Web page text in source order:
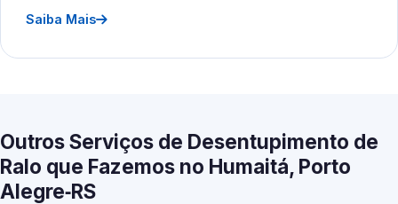
Saiba Mais
Outros Serviços de Desentupimento de
Ralo que Fazemos no Humaitá, Porto
Alegre‑RS